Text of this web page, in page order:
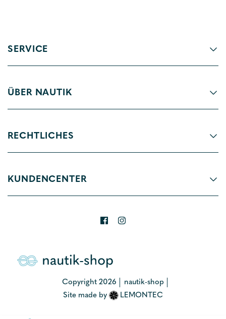
SERVICE
ÜBER NAUTIK
RECHTLICHES
KUNDENCENTER
Copyright 2026
nautik-shop
Site made by
LEMONTEC